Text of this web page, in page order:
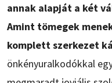
annak alapját a két
Amint tömegek
komplett szerkezet
önkényuralkodókkal